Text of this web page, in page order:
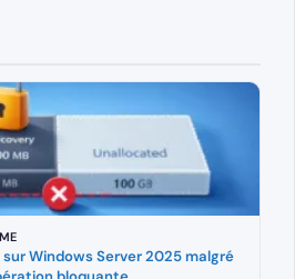
Windows Server 2025 malgré